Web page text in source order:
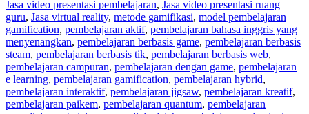
Jasa video presentasi pembelajaran, Jasa video presentasi ruang
guru, Jasa virtual reality, metode gamifikasi, model pembelajaran
gamification, pembelajaran aktif, pembelajaran bahasa inggris yang
menyenangkan, pembelajaran berbasis game, pembelajaran berbasis
steam, pembelajaran berbasis tik, pembelajaran berbasis web,
pembelajaran campuran, pembelajaran dengan game, pembelajaran
e learning, pembelajaran gamification, pembelajaran hybrid,
pembelajaran interaktif, pembelajaran jigsaw, pembelajaran kreatif,
pembelajaran paikem, pembelajaran quantum, pembelajaran